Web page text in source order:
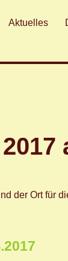
Aktuelles
der Ort für